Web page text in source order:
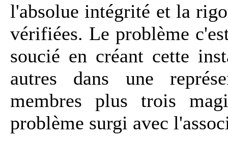
l'absolue intégrité et la
vérifiées. Le problème
soucié en créant cette
autres dans une
membres plus trois
problème surgi avec